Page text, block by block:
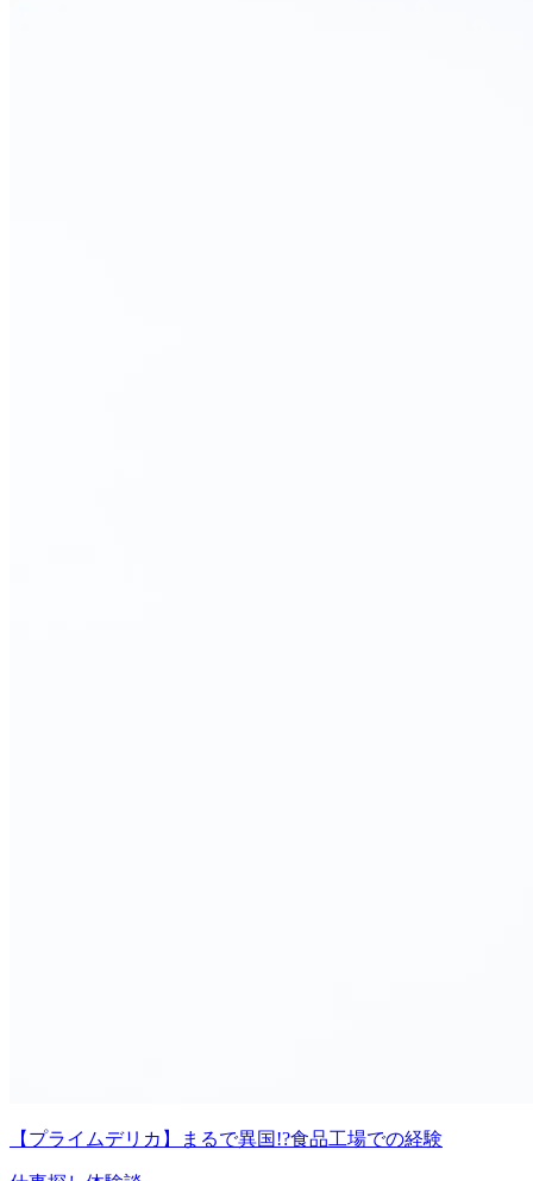
【プライムデリカ】まるで異国!?食品工場での経験